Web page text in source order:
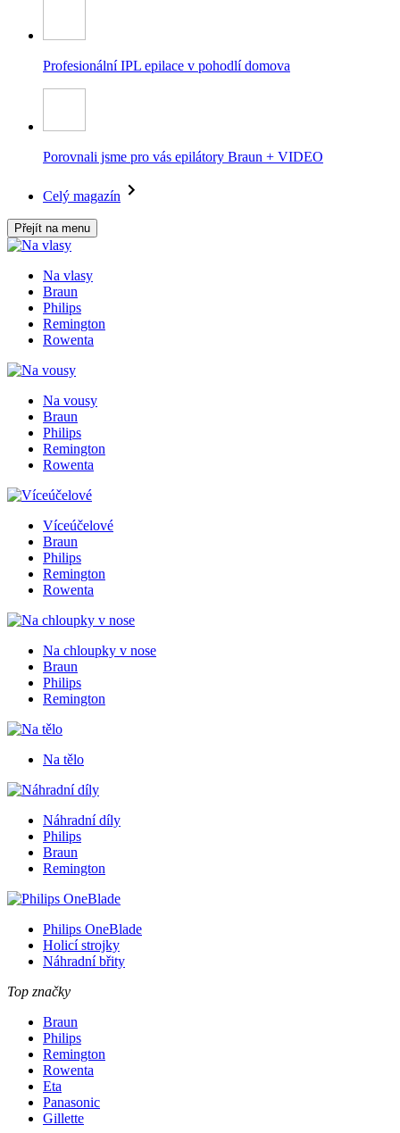
Profesionální IPL epilace v pohodlí domova
Porovnali jsme pro vás epilátory Braun + VIDEO
Celý magazín
Přejít na menu
Na vlasy
Braun
Philips
Remington
Rowenta
Na vousy
Braun
Philips
Remington
Rowenta
Víceúčelové
Braun
Philips
Remington
Rowenta
Na chloupky v nose
Braun
Philips
Remington
Na tělo
Náhradní díly
Philips
Braun
Remington
Philips OneBlade
Holicí strojky
Náhradní břity
Top značky
Braun
Philips
Remington
Rowenta
Eta
Panasonic
Gillette